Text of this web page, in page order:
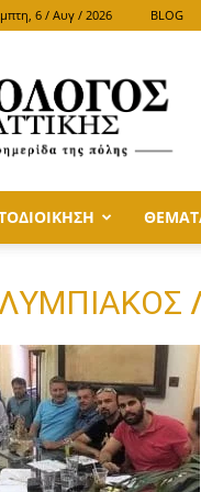
6 / Αυγ / 2026 BLOG
ΑΤΤΙΚΗΣ